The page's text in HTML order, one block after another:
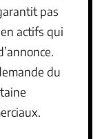
pas
actifs qui
du